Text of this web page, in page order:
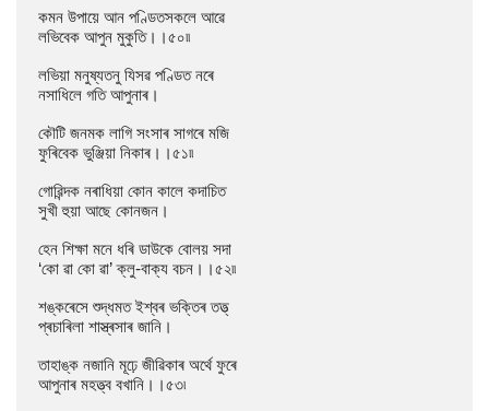
কমন উপায়ে আন পণ্ডিতসকলে আৱে
লভিবেক আপুন মুকুতি।।৫০৷৷
লভিয়া মনুষ্যতনু যিসৱ পণ্ডিত নৰে
নসাধিলে গতি আপুনাৰ।
কৌটি জনমক লাগি সংসাৰ সাগৰে মজি
ফুৰিবেক ভুঞ্জিয়া নিকাৰ।।৫১৷৷
গোৱিন্দক নৰাধিয়া কোন কালে কদাচিত
সুখী হুয়া আছে কোনজন।
হেন শিক্ষা মনে ধৰি ডাউকে বোলয় সদা
‘কো ৱা কো ৱা’ ক্লু-বাক্য বচন।।৫২৷৷
শঙ্কৰেসে শুদ্ধমত ইশ্বৰ ভক্তিৰ তত্ত্
প্ৰচাৰিলা শাস্ত্ৰসাৰ জানি।
তাহাঙ্ক নজানি মূঢ়ে জীৱিকাৰ অৰ্থে ফুৰে
আপুনাৰ মহত্ত্ব বখানি।।৫৩৷